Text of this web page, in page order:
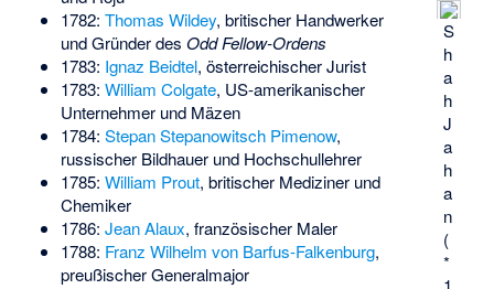
S
h
a
h
J
a
h
a
n
(
*
1782: Thomas Wildey, britischer Handwerker
und Gründer des Odd Fellow-Ordens
1783: Ignaz Beidtel, österreichischer Jurist
1783: William Colgate, US-amerikanischer
Unternehmer und Mäzen
1784: Stepan Stepanowitsch Pimenow,
russischer Bildhauer und Hochschullehrer
1785: William Prout, britischer Mediziner und
Chemiker
1786: Jean Alaux, französischer Maler
1788: Franz Wilhelm von Barfus-Falkenburg,
preußischer Generalmajor